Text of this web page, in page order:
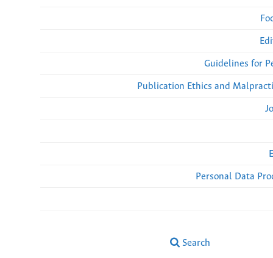
Guidelines for
Publication Ethics and
Personal Data
Search